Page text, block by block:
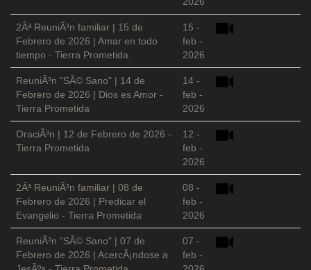
2Âª ReuniÃ³n familiar | 15 de
Febrero de 2026 | Amar en todo
tiempo - Tierra Prometida
15 -
feb -
2026
ReuniÃ³n "SÃ© Sano" | 14 de
Febrero de 2026 | Dios es Amor -
Tierra Prometida
14 -
feb -
2026
OraciÃ³n | 12 de Febrero de 2026 -
Tierra Prometida
12 -
feb -
2026
2Âª ReuniÃ³n familiar | 08 de
Febrero de 2026 | Predicar el
Evangelio - Tierra Prometida
08 -
feb -
2026
ReuniÃ³n "SÃ© Sano" | 07 de
Febrero de 2026 | AcercÃ¡ndose a
07 -
feb -